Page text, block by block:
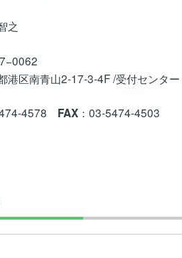
之
南青山2-17-3-4F /受付センター
4578 FAX ：03-5474-4503